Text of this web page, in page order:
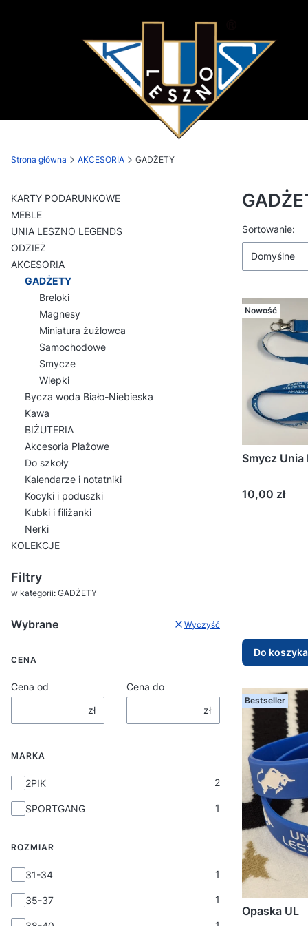
Strona główna AKCESORIA GADŻETY
KARTY PODARUNKOWE
MEBLE
UNIA LESZNO LEGENDS
ODZIEŻ
AKCESORIA
GADŻETY
Breloki
Magnesy
Miniatura żużlowca
Samochodowe
Smycze
Wlepki
Bycza woda Biało-Niebieska
Kawa
BIŻUTERIA
Akcesoria Plażowe
Do szkoły
Kalendarze i notatniki
Kocyki i poduszki
Kubki i filiżanki
Nerki
KOLEKCJE
Filtry
w kategorii: GADŻETY
Wybrane Wyczyść
CENA
Cena od
zł
Cena do
zł
MARKA
Marka
2PIK 2
SPORTGANG 1
ROZMIAR
Rozmiar
31-34 1
35-37 1
Lista
Sortowanie:
Domyślne
Nowość
Smycz Unia
Cena
10,00 zł
Do koszyka
Bestseller
Opaska UL